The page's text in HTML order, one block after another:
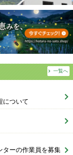
一覧へ
について
ターの作業員を募集